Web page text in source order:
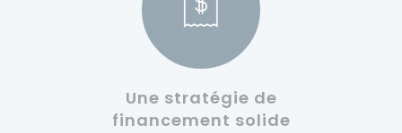
Une stratégie de
financement solide